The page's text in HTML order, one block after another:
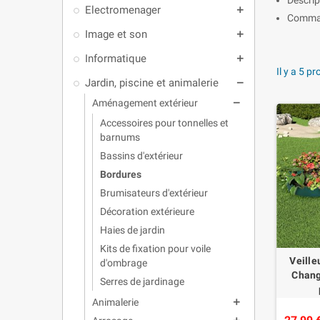
Electromenager add
Image et son add
Informatique add
Jardin, piscine et animalerie remove
Aménagement extérieur remove
Accessoires pour tonnelles et
barnums
Bassins d'extérieur
Bordures
Brumisateurs d'extérieur
Décoration extérieure
Haies de jardin
Kits de fixation pour voile
d'ombrage
Serres de jardinage
Animalerie
add
Il y a 5